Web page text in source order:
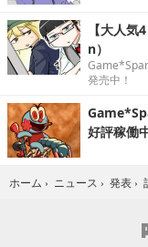
【大人
n）
発売中！
好評稼働
ホーム › ニュース › 発表 ›